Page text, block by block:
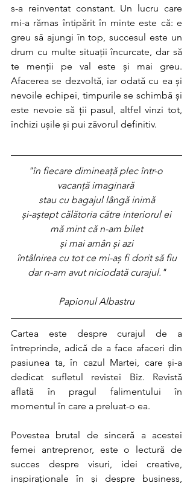
s-a reinventat constant. Un lucru care
mi-a rămas întipărit în minte este că: e
greu să ajungi în top, succesul este un
drum cu multe situații încurcate, dar să
te menții pe val este și mai greu.
Afacerea se dezvoltă, iar odată cu ea și
nevoile echipei, timpurile se schimbă și
este nevoie să ții pasul, altfel vinzi tot,
închizi ușile și pui zăvorul definitiv.
"în fiecare dimineață plec într-o
vacanță imaginară
stau cu bagajul lângă inimă
și-aștept călătoria către interiorul ei
mă mint că n-am bilet
și mai amân și azi
întâlnirea cu tot ce mi-aș fi dorit să fiu
dar n-am avut niciodată curajul."
Papionul Albastru
Cartea este despre curajul de a
întreprinde, adică de a face afaceri din
pasiunea ta, în cazul Martei, care și-a
dedicat sufletul revistei Biz. Revistă
aflată în pragul falimentului în
momentul în care a preluat-o ea.
Povestea brutal de sinceră a acestei
femei antreprenor, este o lectură de
succes despre visuri, idei creative,
inspiraționale în și despre business,